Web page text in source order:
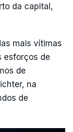
da capital,
mais vítimas
esforços de
de
na
de